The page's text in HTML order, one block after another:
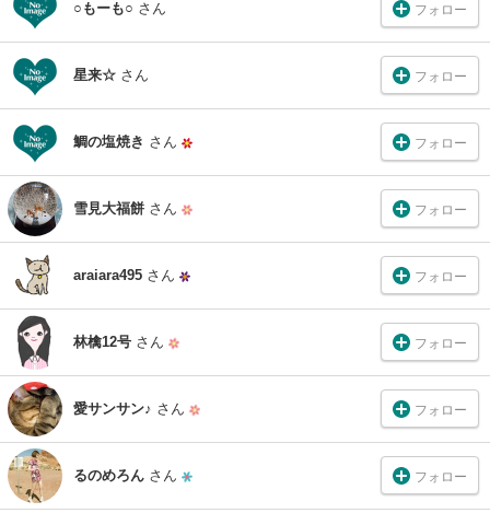
○もーも○ さん フォロー
星来☆ さん フォロー
鯛の塩焼き さん フォロー
雪見大福餅 さん フォロー
araiara495 さん フォロー
林檎12号 さん フォロー
愛サンサン♪ さん フォロー
るのめろん さん フォロー